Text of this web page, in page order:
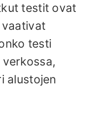
testit ovat
testi
alustojen